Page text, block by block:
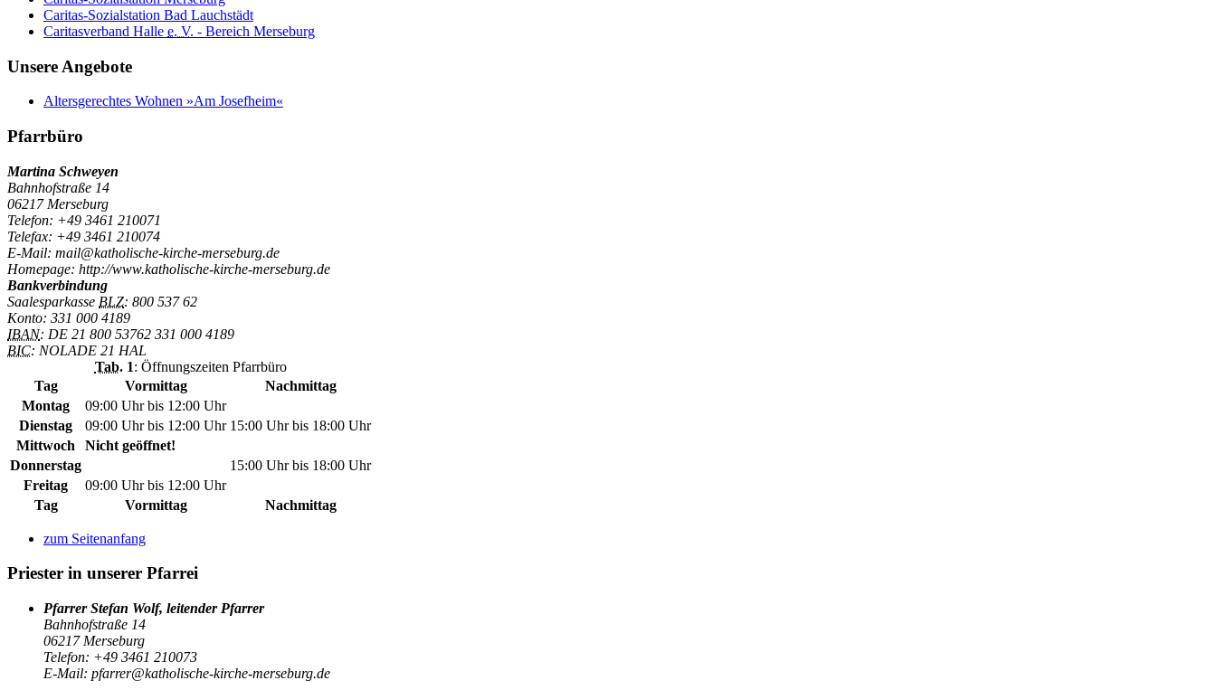
Caritas-Sozialstation Bad Lauchstädt
Caritasverband Halle e. V. - Bereich Merseburg
Unsere Angebote
Altersgerechtes Wohnen »Am Josefheim«
Pfarrbüro
Martina Schweyen
Bahnhofstraße 14
06217 Merseburg
Telefon: +49 3461 210071
Telefax: +49 3461 210074
E-Mail: mail@katholische-kirche-merseburg.de
Homepage: http://www.katholische-kirche-merseburg.de
Bankverbindung
Saalesparkasse BLZ: 800 537 62
Konto: 331 000 4189
IBAN: DE 21 800 53762 331 000 4189
BIC: NOLADE 21 HAL
Tab.1: Öffnungszeiten Pfarrbüro
Tag
Vormittag Nachmittag
Tag Vormittag Nachmittag
Montag
09:00 Uhr bis 12:00 Uhr
Dienstag
09:00 Uhr bis 12:00 Uhr 15:00 Uhr bis 18:00 Uhr
Mittwoch
Nicht geöffnet!
Donnerstag
15:00 Uhr bis 18:00 Uhr
Freitag
09:00 Uhr bis 12:00 Uhr
zum Seitenanfang
Priester in unserer Pfarrei
Pfarrer Stefan Wolf, leitender Pfarrer
Bahnhofstraße 14
06217 Merseburg
Telefon: +49 3461 210073
E-Mail: pfarrer@katholische-kirche-merseburg.de